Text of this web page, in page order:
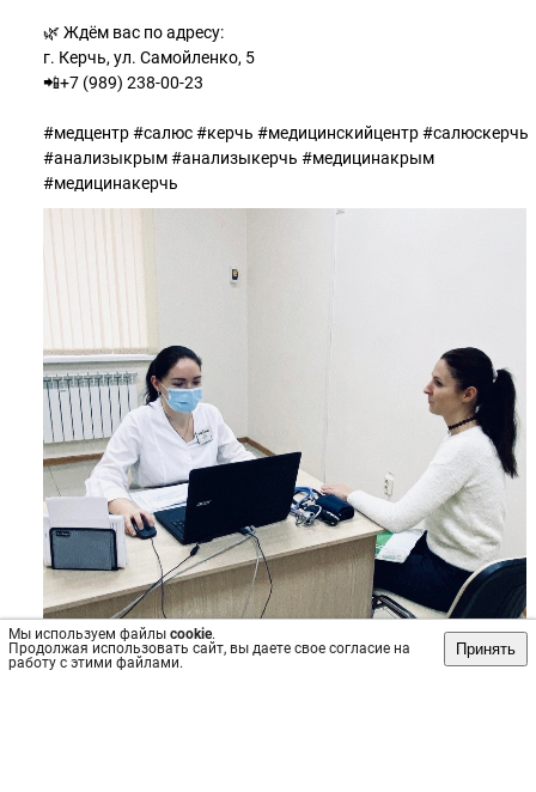
Мы используем файлы cookie.
Продолжая использовать сайт, вы даете свое согласие на
работу с этими файлами.
Принять
🌿 Ждём вас по адресу:
г. Керчь, ул. Самойленко, 5
📲+7 (989) 238-00-23
#медцентр #салюс #керчь #медицинскийцентр #салюскерчь
#анализыкрым #анализыкерчь #медицинакрым
#медицинакерчь